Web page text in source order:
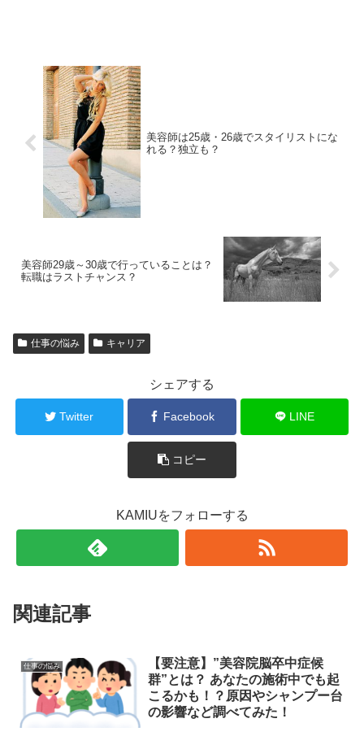
美容師は25歳・26歳でスタイリストにな
れる？独立も？
美容師29歳～30歳で行っていることは？
転職はラストチャンス？
仕事の悩み キャリア
シェアする
Twitter Facebook LINE
コピー
KAMIUをフォローする
関連記事
仕事の悩み
【要注意】”美容院脳卒中症候
群”とは？ あなたの施術中でも起
こるかも！？原因やシャンプー台
の影響など調べてみた！